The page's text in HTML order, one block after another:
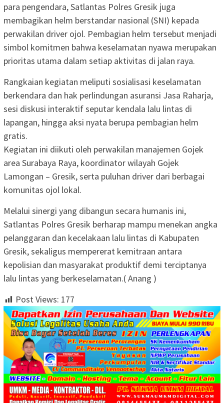
para pengendara, Satlantas Polres Gresik juga
membagikan helm berstandar nasional (SNI) kepada
perwakilan driver ojol. Pembagian helm tersebut menjadi
simbol komitmen bahwa keselamatan nyawa merupakan
prioritas utama dalam setiap aktivitas di jalan raya.
Rangkaian kegiatan meliputi sosialisasi keselamatan
berkendara dan hak perlindungan asuransi Jasa Raharja,
sesi diskusi interaktif seputar kendala lalu lintas di
lapangan, hingga aksi nyata berupa pembagian helm
gratis.
Kegiatan ini diikuti oleh perwakilan manajemen Gojek
area Surabaya Raya, koordinator wilayah Gojek
Lamongan – Gresik, serta puluhan driver dari berbagai
komunitas ojol lokal.
Melalui sinergi yang dibangun secara humanis ini,
Satlantas Polres Gresik berharap mampu menekan angka
pelanggaran dan kecelakaan lalu lintas di Kabupaten
Gresik, sekaligus mempererat kemitraan antara
kepolisian dan masyarakat produktif demi terciptanya
lalu lintas yang berkeselamatan.( Anang )
Post Views: 177